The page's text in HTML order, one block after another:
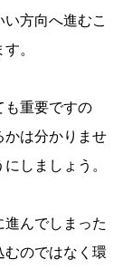
方向へ進むこ
。
も重要ですの
かは分かりませ
しましょう。
んでしまった
むのではなく環